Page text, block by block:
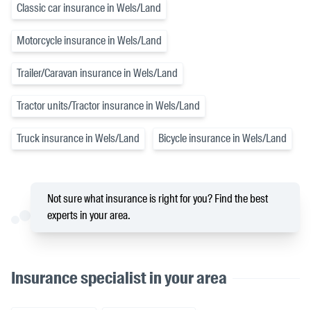
Classic car insurance in Wels/Land
Motorcycle insurance in Wels/Land
Trailer/Caravan insurance in Wels/Land
Tractor units/Tractor insurance in Wels/Land
Truck insurance in Wels/Land Bicycle insurance in Wels/Land
Not sure what insurance is right for you? Find the best
experts in your area.
Insurance specialist in your area